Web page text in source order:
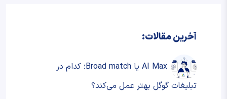
آخرین مقالات:
AI Max یا Broad match؛ کدام در
تبلیغات گوگل بهتر عمل می‌کند؟